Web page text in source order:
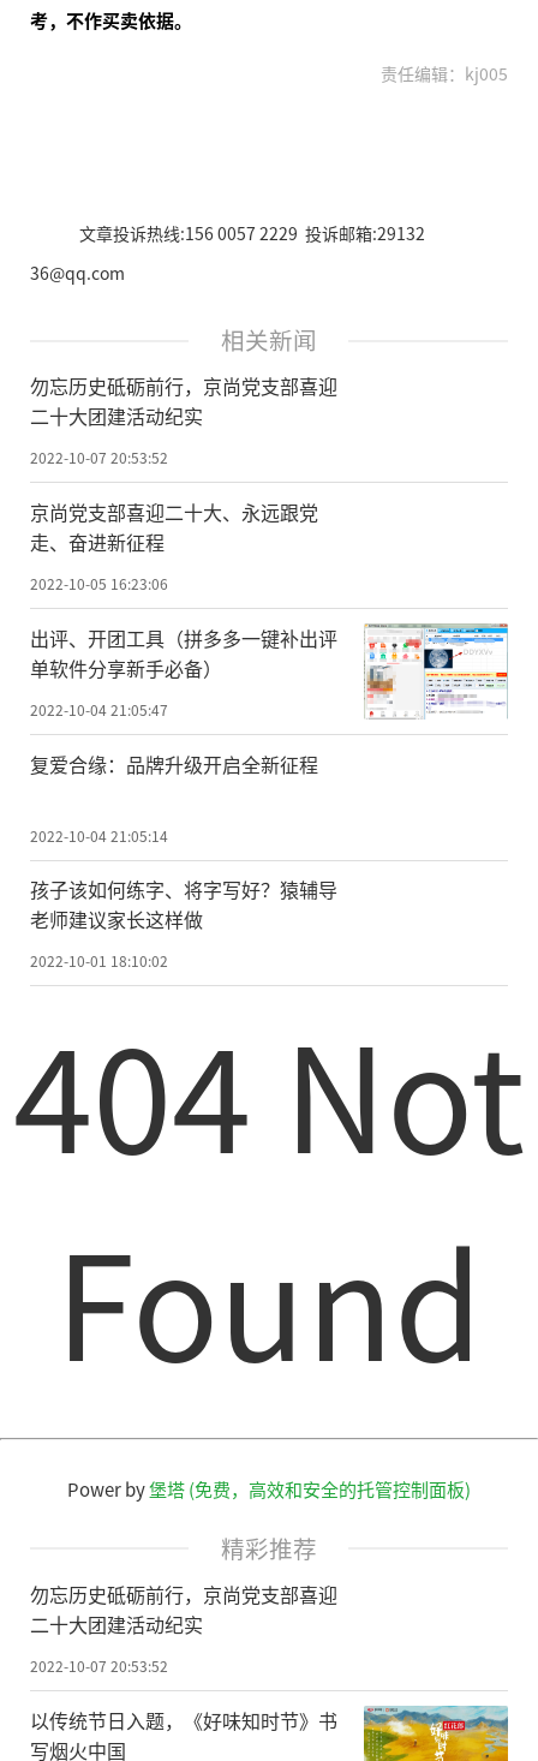
考，不作买卖依据。
责任编辑：kj005
文章投诉热线:156 0057 2229 投诉邮箱:29132
36@qq.com
相关新闻
勿忘历史砥砺前行，京尚党支部喜迎
二十大团建活动纪实
2022-10-07 20:53:52
京尚党支部喜迎二十大、永远跟党
走、奋进新征程
2022-10-05 16:23:06
出评、开团工具（拼多多一键补出评
单软件分享新手必备）
2022-10-04 21:05:47
复爱合缘：品牌升级开启全新征程
2022-10-04 21:05:14
孩子该如何练字、将字写好？猿辅导
老师建议家长这样做
2022-10-01 18:10:02
404 Not
Found
Power by堡塔 (免费，高效和安全的托管控制面板)
精彩推荐
勿忘历史砥砺前行，京尚党支部喜迎
二十大团建活动纪实
2022-10-07 20:53:52
以传统节日入题，《好味知时节》书
写烟火中国